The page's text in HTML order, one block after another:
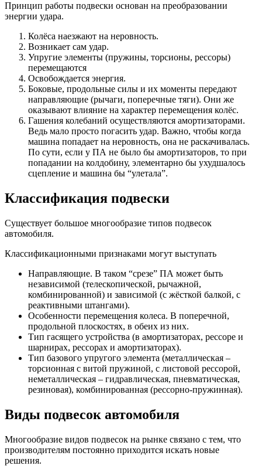
Принцип работы подвески основан на преобразовании
энергии удара.
Колёса наезжают на неровность.
Возникает сам удар.
Упругие элементы (пружины, торсионы, рессоры)
перемещаются
Освобождается энергия.
Боковые, продольные силы и их моменты передают
направляющие (рычаги, поперечные тяги). Они же
оказывают влияние на характер перемещения колёс.
Гашения колебаний осуществляются амортизаторами.
Ведь мало просто погасить удар. Важно, чтобы когда
машина попадает на неровность, она не раскачивалась.
По сути, если у ПА не было бы амортизаторов, то при
попадании на колдобину, элементарно бы ухудшалось
сцепление и машина бы “улетала”.
Классификация подвески
Существует большое многообразие типов подвесок
автомобиля.
Классификационными признаками могут выступать
Направляющие. В таком “срезе” ПА может быть
независимой (телескопической, рычажной,
комбинированной) и зависимой (с жёсткой балкой, с
реактивными штангами).
Особенности перемещения колеса. В поперечной,
продольной плоскостях, в обеих из них.
Тип гасящего устройства (в амортизаторах, рессоре и
шарнирах, рессорах и амортизаторах).
Тип базового упругого элемента (металлическая –
торсионная с витой пружиной, с листовой рессорой,
неметаллическая – гидравлическая, пневматическая,
резиновая), комбинированная (рессорно-пружинная).
Виды подвесок автомобиля
Многообразие видов подвесок на рынке связано с тем, что
производителям постоянно приходится искать новые
решения.